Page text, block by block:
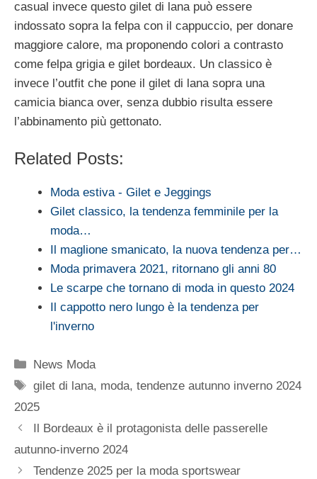
casual invece questo gilet di lana può essere
indossato sopra la felpa con il cappuccio, per donare
maggiore calore, ma proponendo colori a contrasto
come felpa grigia e gilet bordeaux. Un classico è
invece l’outfit che pone il gilet di lana sopra una
camicia bianca over, senza dubbio risulta essere
l’abbinamento più gettonato.
Related Posts:
Moda estiva - Gilet e Jeggings
Gilet classico, la tendenza femminile per la
moda…
Il maglione smanicato, la nuova tendenza per…
Moda primavera 2021, ritornano gli anni 80
Le scarpe che tornano di moda in questo 2024
Il cappotto nero lungo è la tendenza per
l'inverno
Categorie
News Moda
Tag
gilet di lana, moda,tendenze autunno inverno 2024
2025
Il Bordeaux è il protagonista delle passerelle
autunno-inverno 2024
Tendenze 2025 per la moda sportswear